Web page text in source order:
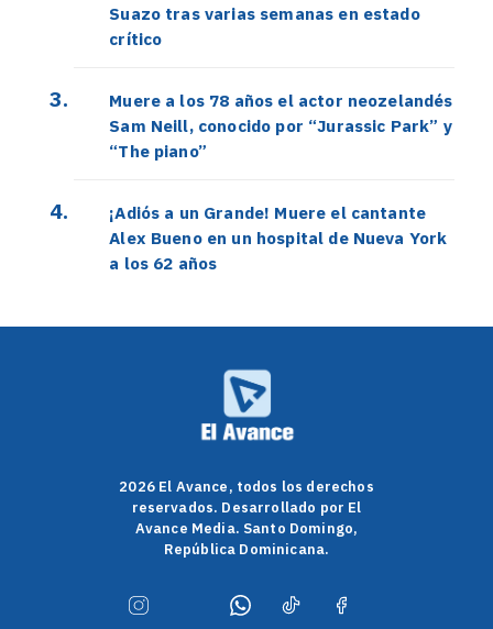
Suazo tras varias semanas en estado
crítico
Muere a los 78 años el actor neozelandés
Sam Neill, conocido por “Jurassic Park” y
“The piano”
¡Adiós a un Grande! Muere el cantante
Alex Bueno en un hospital de Nueva York
a los 62 años
2026 El Avance, todos los derechos
reservados. Desarrollado por El
Avance Media. Santo Domingo,
República Dominicana.